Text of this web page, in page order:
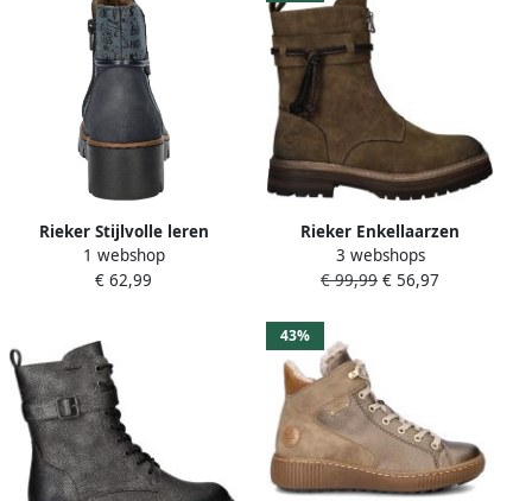
Rieker Stijlvolle leren
enkellaarzen Blauw Dames
1 webshop
€ 62,99
Rieker Enkellaarzen
Bottines 93068
3 webshops
€ 99,99 € 56,97
43%